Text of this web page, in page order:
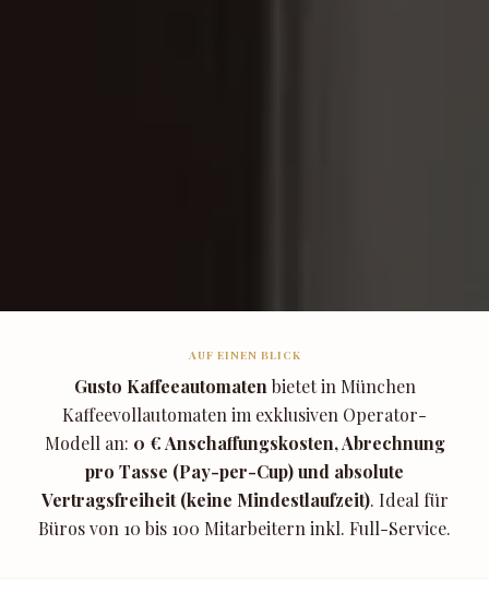
AUF EINEN BLICK
Gusto Kaffeeautomaten bietet in München
Kaffeevollautomaten im exklusiven Operator-
Modell an: 0 € Anschaffungskosten, Abrechnung
pro Tasse (Pay-per-Cup) und absolute
Vertragsfreiheit (keine Mindestlaufzeit). Ideal für
Büros von 10 bis 100 Mitarbeitern inkl. Full-Service.